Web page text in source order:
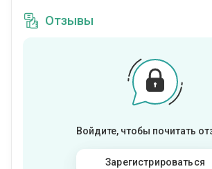
Отзывы
Войдите, чтобы почитать
Зарегистрироваться